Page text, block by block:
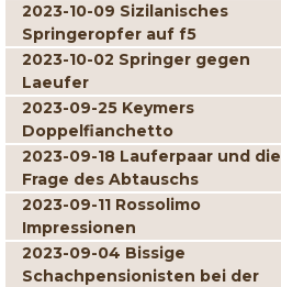
2023-10-09 Sizilanisches
Springeropfer auf f5
2023-10-02 Springer gegen
Laeufer
2023-09-25 Keymers
Doppelfianchetto
2023-09-18 Lauferpaar und die
Frage des Abtauschs
2023-09-11 Rossolimo
Impressionen
2023-09-04 Bissige
Schachpensionisten bei der